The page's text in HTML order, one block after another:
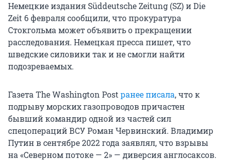
Немецкие издания Süddeutsche Zeitung (SZ) и Die
Zeit 6 февраля сообщили, что прокуратура
Стокгольма может объявить о прекращении
расследования. Немецкая пресса пишет, что
шведские силовики так и не смогли найти
подозреваемых.
Газета The Washington Postранее писала, что к
подрыву морских газопроводов причастен
бывший командир одной из частей сил
спецопераций ВСУ Роман Червинский. Владимир
Путин в сентябре 2022 года заявлял, что взрывы
на «Северном потоке — 2» — диверсия англосаксов.